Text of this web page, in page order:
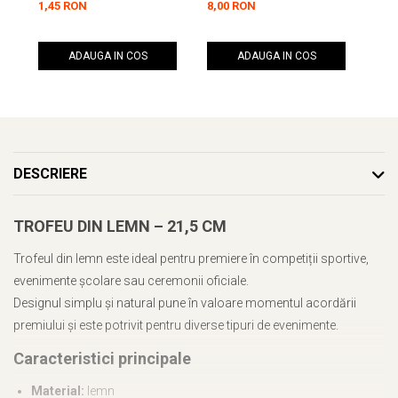
1,45 RON
ADAUGA IN COS
8,00 RON
ADAUGA IN COS
DESCRIERE
TROFEU DIN LEMN – 21,5 CM
Trofeul din lemn este ideal pentru premiere în competiții sportive,
evenimente școlare sau ceremonii oficiale.
Designul simplu și natural pune în valoare momentul acordării
premiului și este potrivit pentru diverse tipuri de evenimente.
Caracteristici principale
Material: lemn